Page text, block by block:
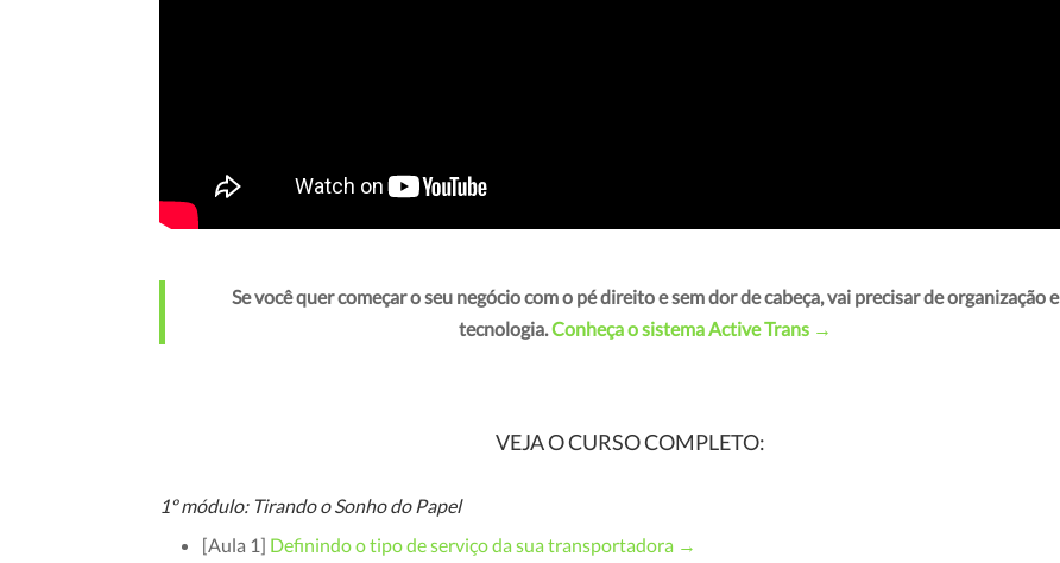
Se você quer começar o seu negócio com o pé direito e sem dor de cabeça, vai precisar de organização e
tecnologia.Conheça o sistema Active Trans →
VEJA O CURSO COMPLETO:
1º módulo: Tirando o Sonho do Papel
[Aula 1] Definindo o tipo de serviço da sua transportadora →